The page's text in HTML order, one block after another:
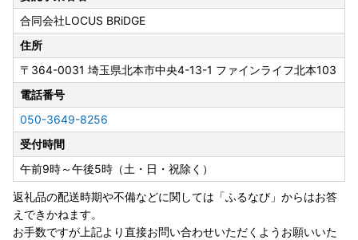
合同会社LOCUS BRiDGE
住所
〒364-0031 埼玉県北本市中央4-13-1 ファインライフ北本103
電話番号
050-3649-8256
受付時間
午前9時～午後5時（土・日・祝除く）
返礼品の配送時期や不備などに関しては「ふるなび」からはお答
えできかねます。
お手数ですが上記より直接お問い合わせいただくようお願いいた